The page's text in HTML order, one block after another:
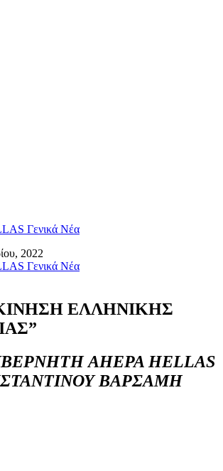
Γενικά Νέα
2022
Γενικά Νέα
ΕΛΛΗΝΙΚΗΣ
AHEPA HELLAS
ΒΑΡΣΑΜΗ